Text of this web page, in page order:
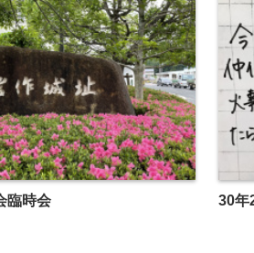
臨時会 30年